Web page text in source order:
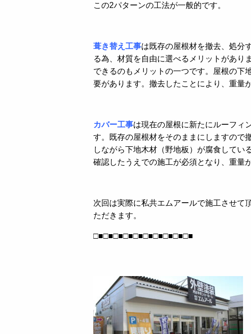
この2パターンの工法が一般的です。
葺き替え工事は既存の屋根材を撤去、処分
る為、材質を自由に選べるメリットがあり
できるのもメリットの一つです。屋根の下
要があります。撤去したことにより、重量
カバー工事は現在の屋根に新たにルーフィ
す。既存の屋根材をそのままにしますので
しながら下地木材（野地板）が腐食してい
確認したうえでの施工が必須となり、重量
次回は実際に私共エムアールで施工させて
ただきます。
□■□■□■□■□■□■□■□■□■□■